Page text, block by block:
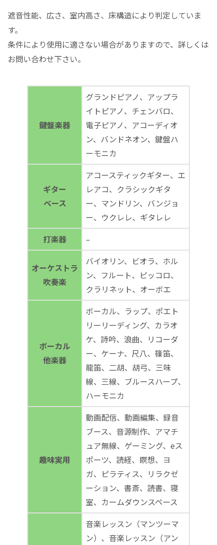
遮音性能、広さ、室内高さ、床構造により判定していま
す。
条件により使用に適さない場合がありますので、詳しくは
お問い合わせ下さい。
鍵盤楽器
グランドピアノ、アップラ
イトピアノ、チェンバロ、
電子ピアノ、アコーディオ
ン、バンドネオン、鍵盤ハ
ーモニカ
ギター
ベース
アコースティックギター、エ
レアコ、クラシックギタ
ー、マンドリン、バンジョ
ー、ウクレレ、ギタレレ
打楽器
–
オーケストラ
吹奏楽
バイオリン、ビオラ、ホル
ン、フルート、ピッコロ、
クラリネット、オーボエ
ボーカル
他楽器
ボーカル、ラップ、ポエト
リーリーディング、カラオ
ケ、詩吟、浪曲、リコーダ
ー、ケーナ、尺八、篠笛、
龍笛、二胡、胡弓、三味
線、三線、ブルースハープ、
ハーモニカ
趣味実用
動画配信、動画編集、録音
ブース、音源制作、アマチ
ュア無線、ゲーミング、eス
ポーツ、読経、瞑想、ヨ
ガ、ピラティス、リラクゼ
ーション、書斎、読書、寝
室、カームダウンスペース
音楽レッスン（マンツーマ
ン）、音楽レッスン（アン